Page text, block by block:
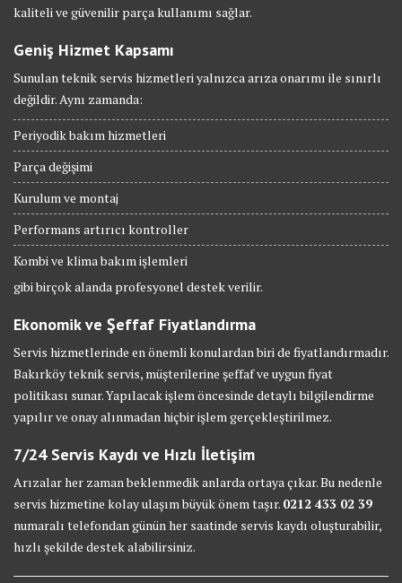
kaliteli ve güvenilir parça kullanımı sağlar.
Geniş Hizmet Kapsamı
Sunulan teknik servis hizmetleri yalnızca arıza onarımı ile sınırlı
değildir. Aynı zamanda:
Periyodik bakım hizmetleri
Parça değişimi
Kurulum ve montaj
Performans artırıcı kontroller
Kombi ve klima bakım işlemleri
gibi birçok alanda profesyonel destek verilir.
Ekonomik ve Şeffaf Fiyatlandırma
Servis hizmetlerinde en önemli konulardan biri de fiyatlandırmadır.
Bakırköy teknik servis, müşterilerine şeffaf ve uygun fiyat
politikası sunar. Yapılacak işlem öncesinde detaylı bilgilendirme
yapılır ve onay alınmadan hiçbir işlem gerçekleştirilmez.
7/24 Servis Kaydı ve Hızlı İletişim
Arızalar her zaman beklenmedik anlarda ortaya çıkar. Bu nedenle
servis hizmetine kolay ulaşım büyük önem taşır. 0212 433 02 39
numaralı telefondan günün her saatinde servis kaydı oluşturabilir,
hızlı şekilde destek alabilirsiniz.